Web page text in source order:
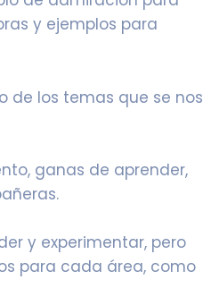
y ejemplos para
de los temas que se nos
ganas de aprender,
y experimentar, pero
para cada área, como